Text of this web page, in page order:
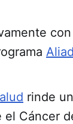
rinde
Cáncer